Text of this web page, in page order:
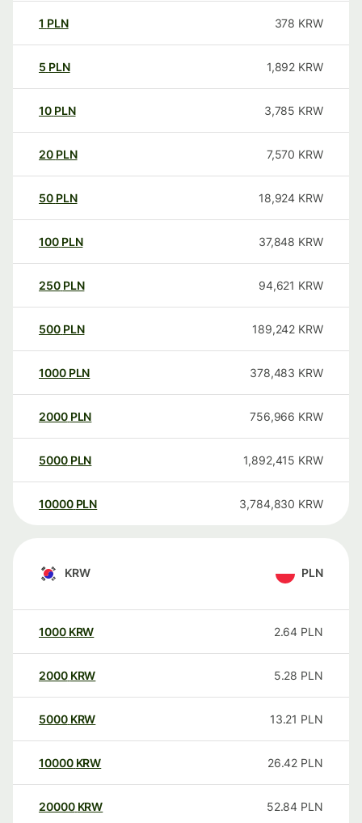
1 PLN 378 KRW
5 PLN 1,892 KRW
10 PLN 3,785 KRW
20 PLN 7,570 KRW
50 PLN 18,924 KRW
100 PLN 37,848 KRW
250 PLN 94,621 KRW
500 PLN 189,242 KRW
1000 PLN 378,483 KRW
2000 PLN 756,966 KRW
5000 PLN 1,892,415 KRW
10000 PLN 3,784,830 KRW
KRW PLN
1000 KRW 2.64 PLN
2000 KRW 5.28 PLN
5000 KRW 13.21 PLN
10000 KRW 26.42 PLN
20000 KRW 52.84 PLN